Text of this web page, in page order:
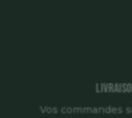
Vos commandes